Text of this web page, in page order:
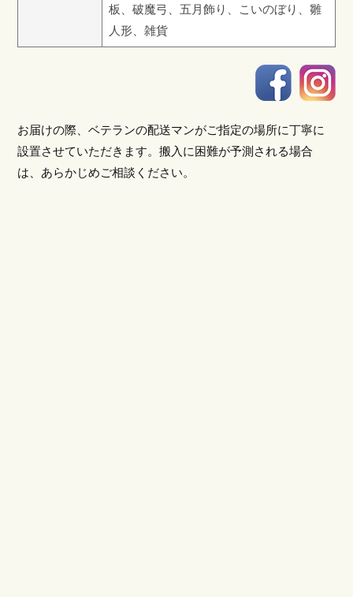
板、破魔弓、五月飾り、こいのぼり、雛
人形、雑貨
お届けの際、ベテランの配送マンがご指定の場所に丁寧に
設置させていただきます。搬入に困難が予測される場合
は、あらかじめご相談ください。